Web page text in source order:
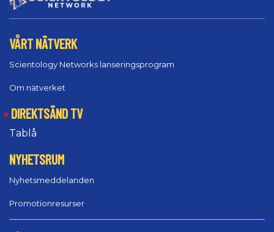
VÅRT NÄTVERK
Scientology Networks lanseringsprogram
Om nätverket
DIREKTSÄND TV
Tablå
NYHETSRUM
Nyhetsmeddelanden
Promotionresurser